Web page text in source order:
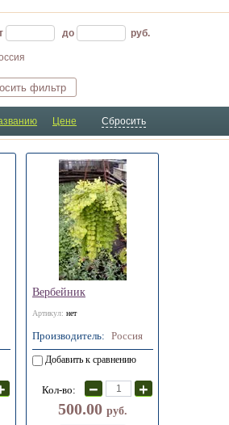
до руб.
фильтр
Цене Сбросить
Вербейник
Артикул: нет
Производитель: Россия
Добавить к сравнению
Кол-во: −
+
500.00 руб.